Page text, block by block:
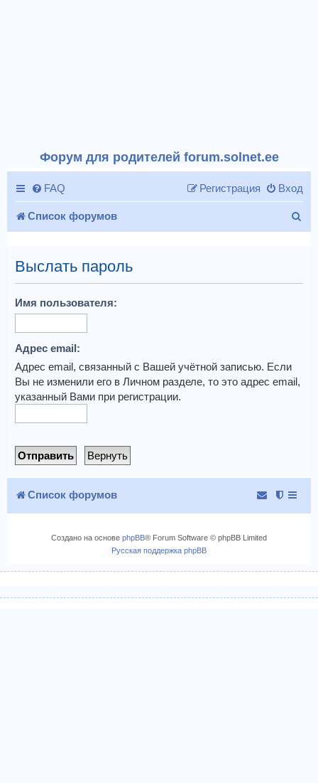
Форум для родителей forum.solnet.ee
FAQ Вход
Регистрация
Список форумов
с
Выслать пароль
Имя пользователя:
Адрес email:
Адрес email, связанный с Вашей учётной записью. Если
Вы не изменили его в Личном разделе, то это адрес email,
указанный Вами при регистрации.
Список форумов
Создано на основе phpBB® Forum Software © phpBB Limited
Русская поддержка phpBB